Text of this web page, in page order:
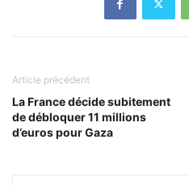
Article précédent
La France décide subitement
de débloquer 11 millions
d’euros pour Gaza